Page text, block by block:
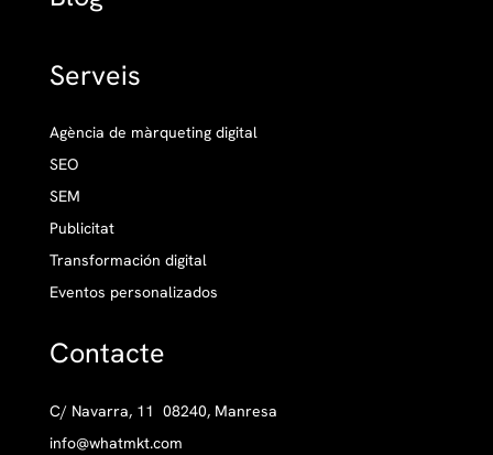
Serveis
Agència de màrqueting digital
SEO
SEM
Publicitat
Transformación digital
Eventos personalizados
Contacte
C/ Navarra, 11 08240, Manresa
info@whatmkt.com